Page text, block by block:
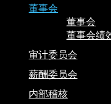
董事会
董事会
董事会绩
审计委员会
薪酬委员会
内部稽核